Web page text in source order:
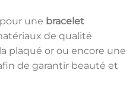
une bracelet
de qualité
plaqué or ou encore une
de garantir beauté et